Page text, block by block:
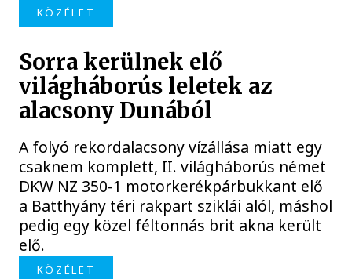
KÖZÉLET
Sorra kerülnek elő
világháborús leletek az
alacsony Dunából
A folyó rekordalacsony vízállása miatt egy
csaknem komplett, II. világháborús német
DKW NZ 350-1 motorkerékpárbukkant elő
a Batthyány téri rakpart sziklái alól, máshol
pedig egy közel féltonnás brit akna került
elő.
KÖZÉLET